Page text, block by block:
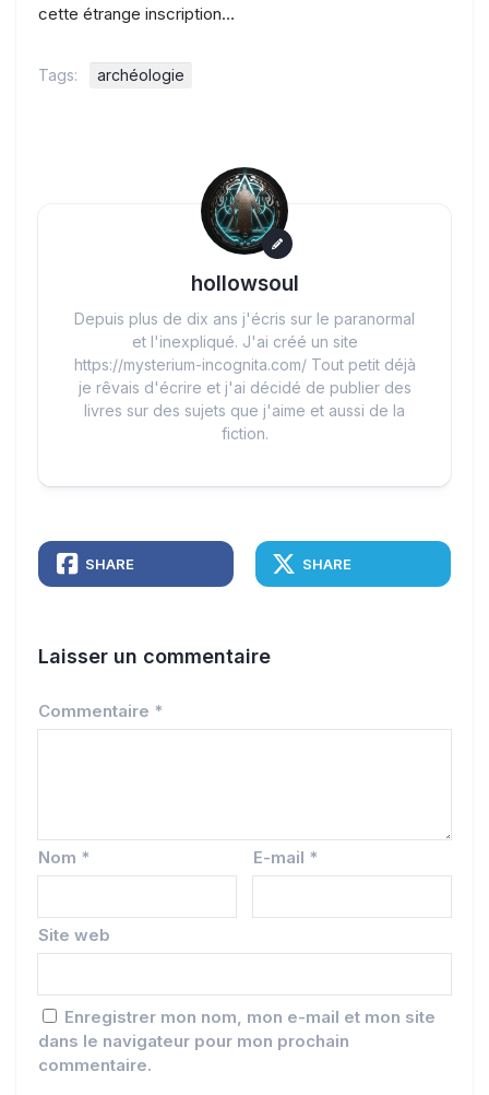
cette étrange inscription…
Tags: archéologie
hollowsoul
Depuis plus de dix ans j'écris sur le paranormal
et l'inexpliqué. J'ai créé un site
https://mysterium-incognita.com/ Tout petit déjà
je rêvais d'écrire et j'ai décidé de publier des
livres sur des sujets que j'aime et aussi de la
fiction.
SHARE SHARE
Laisser un commentaire
Commentaire *
Nom * E-mail *
Site web
Enregistrer mon nom, mon e-mail et mon site
dans le navigateur pour mon prochain
commentaire.